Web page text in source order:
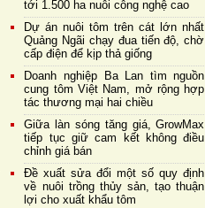
Cà Mau: Thanh tra toàn diện Ban
Quản lý Khu nông nghiệp ứng
dụng công nghệ cao phát triển
tôm
Phát hiện thực khuẩn thể mới
vB-vP-ZX1018: “Trợ thủ” tiềm
năng chống Vibrio đa kháng
tới 1.500 ha nuôi công nghệ cao
Dự án nuôi tôm trên cát lớn nhất
Quảng Ngãi chạy đua tiến độ, chờ
cấp điện để kịp thả giống
Doanh nghiệp Ba Lan tìm nguồn
cung tôm Việt Nam, mở rộng hợp
tác thương mại hai chiều
Giữa làn sóng tăng giá, GrowMax
tiếp tục giữ cam kết không điều
chỉnh giá bán
Đề xuất sửa đổi một số quy định
về nuôi trồng thủy sản, tạo thuận
lợi cho xuất khẩu tôm